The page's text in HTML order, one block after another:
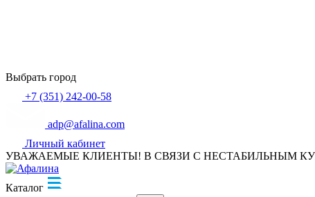
Выбрать город
+7 (351) 242-00-58
adp@afalina.com
Личный кабинет
УВАЖАЕМЫЕ КЛИЕНТЫ! В СВЯЗИ С НЕСТАБИЛЬНЫМ
Каталог